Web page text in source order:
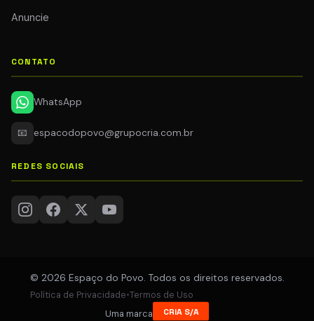
Anuncie
CONTATO
WhatsApp
📧 espacodopovo@grupocria.com.br
REDES SOCIAIS
© 2026 Espaço do Povo. Todos os direitos reservados.
Política de Privacidade•Termos de Uso
Uma marca
CRIA S/A